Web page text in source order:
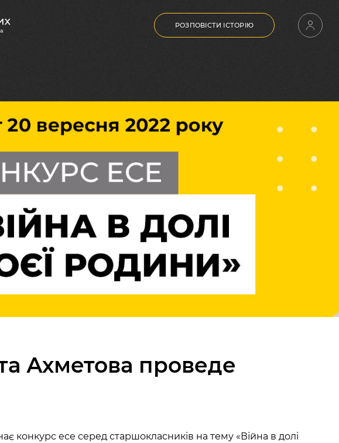
РОЗПОВІСТИ ІСТОРІЮ
Ахметова проведе
есе серед старшокласників на тему «Війна в долі